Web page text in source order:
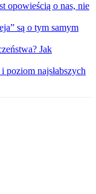
opowieścią o nas, nie
są o tym samym
Jak
najsłabszych